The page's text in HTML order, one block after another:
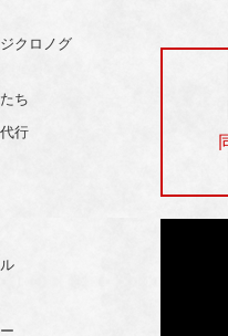
クロノグ
ち
行